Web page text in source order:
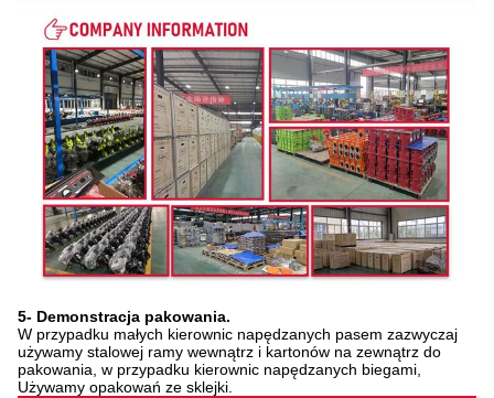
5- Demonstracja pakowania.
W przypadku małych kierownic napędzanych pasem zazwyczaj
używamy stalowej ramy wewnątrz i kartonów na zewnątrz do
pakowania, w przypadku kierownic napędzanych biegami,
Używamy opakowań ze sklejki.